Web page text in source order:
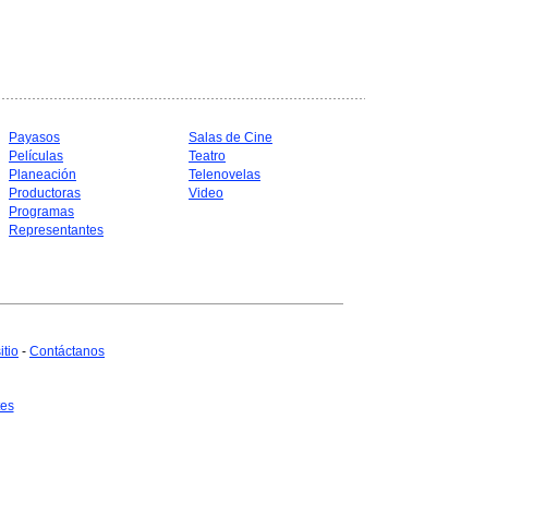
Payasos
Películas
Planeación
Productoras
Programas
Representantes
Salas de Cine
Teatro
Telenovelas
Video
- Contáctanos